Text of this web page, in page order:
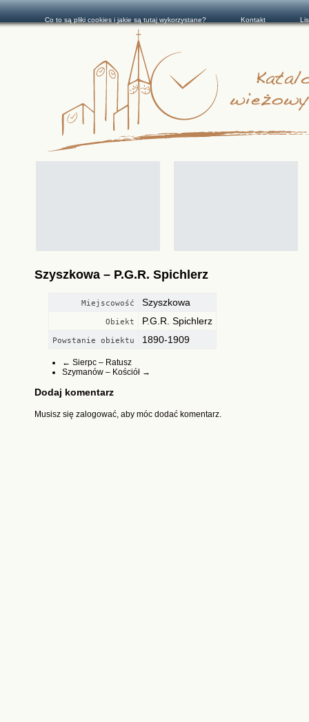
Szyszkowa – P.G.R. Spichlerz
Miejscowość Szyszkowa
Obiekt P.G.R. Spichlerz
Powstanie obiektu 1890-1909
← Sierpc – Ratusz
Szymanów – Kościół →
Dodaj komentarz
Musisz się zalogować, aby móc dodać komentarz.
Co to są pliki cookies i jakie są tutaj wykorzystane? Kontakt